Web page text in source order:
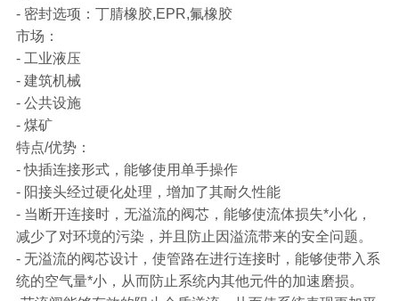
- 密封选项：丁腈橡胶,EPR,氟橡胶
市场：
- 工业液压
- 建筑机械
- 公共设施
- 煤矿
特点/优势：
- 快插连接形式，能够使用单手操作
- 阳接头经过硬化处理，增加了其耐久性能
- 当断开连接时，无溢流的阀芯，能够使流体损失*小化，
减少了对环境的污染，并且防止因溢流带来的安全问题。
- 无溢流的阀芯设计，使管路在进行连接时，能够使带入系
统的空气量*小，从而防止系统内其他元件的加速磨损。